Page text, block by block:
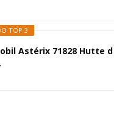
TOP 3
Astérix 71828 Hutte